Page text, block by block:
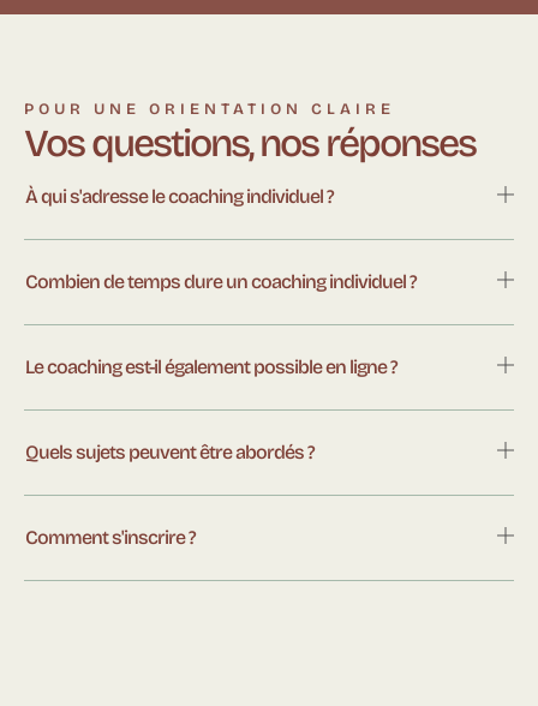
POUR UNE ORIENTATION CLAIRE
Vos questions, nos réponses
À qui s'adresse le coaching individuel ?
Combien de temps dure un coaching individuel ?
Le coaching est-il également possible en ligne ?
Quels sujets peuvent être abordés ?
Comment s'inscrire ?